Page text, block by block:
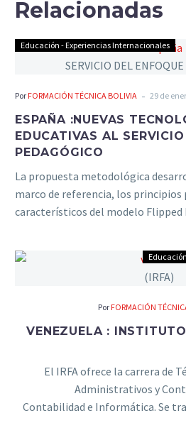
(IRFA)
Relacionadas
Educación - Experiencias Internacionales
Por FORMACIÓN TÉCNICA BOLIVIA - 29 de
ESPAÑA :NUEVAS
EDUCATIVAS AL
PEDAGÓGICO
La propuesta metodológica
marco de referencia, los principios
característicos del modelo Flipped
demandan un trabajo más
transfieren fuera del aula,
la clase en un entorno de
Por FORMACIÓN
VENEZUELA :
El IRFA ofrece la carrera de
Administrativos y
Contabilidad e Informática. Se